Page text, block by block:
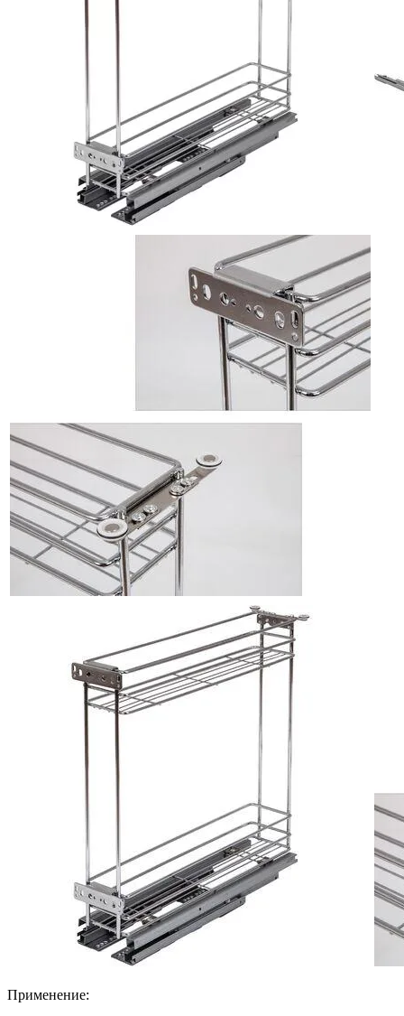
Применение: